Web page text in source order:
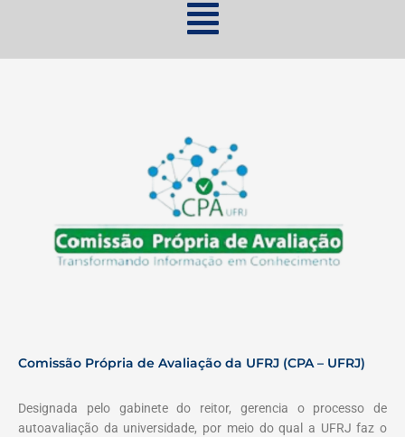
Comissão Própria de Avaliação da UFRJ (CPA – UFRJ)
Designada pelo gabinete do reitor, gerencia o processo de
autoavaliação da universidade, por meio do qual a UFRJ faz o